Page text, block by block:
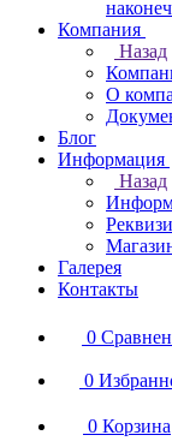
Компания
Назад
О
Блог
Информация
Назад
Галерея
Контакты
0
0
0 Корзина